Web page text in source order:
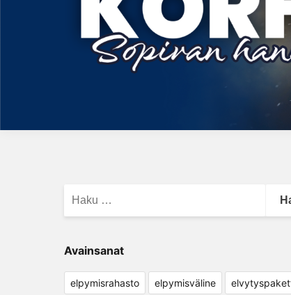
Avainsanat
elpymisrahasto elpymisväline